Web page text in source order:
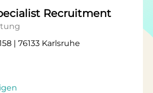
Recruitment
| 76133 Karlsruhe